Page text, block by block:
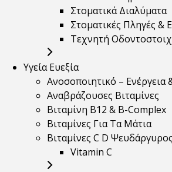
Στοματικά Διαλύματα
Στοματικές Πληγές &
Τεχνητή
Υγεία Ευεξία
Ανοσοποιητικό –
Αναβράζουσες Βιταμίνες
Βιταμίνη B12 & Β-Complex
Βιταμίνες Για Τα Μάτια
Βιταμίνες C D Ψευδάργυρος
Vitamin C